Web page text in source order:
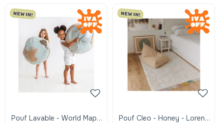
Pouf Lavable - World Map -
Pouf Cleo - Honey - Lorena